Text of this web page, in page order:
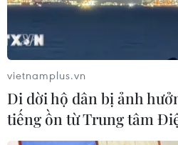
vietnamplus.vn
Di dời hộ dân bị ảnh
tiếng ồn từ Trung tâm